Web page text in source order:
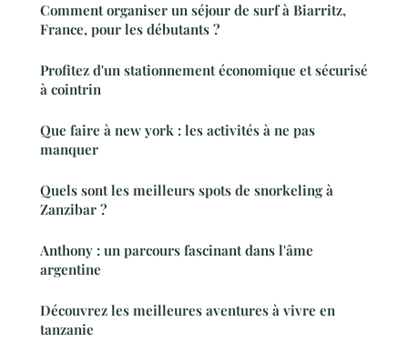
Comment organiser un séjour de surf à Biarritz,
France, pour les débutants ?
Profitez d'un stationnement économique et sécurisé
à cointrin
Que faire à new york : les activités à ne pas
manquer
Quels sont les meilleurs spots de snorkeling à
Zanzibar ?
Anthony : un parcours fascinant dans l'âme
argentine
Découvrez les meilleures aventures à vivre en
tanzanie